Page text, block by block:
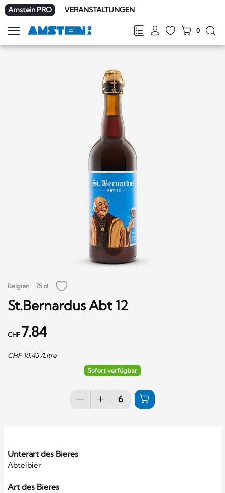
Amstein PRO VERANSTALTUNGEN
FRDEENIT
0
Navigation
zeigen
Belgien 75 cl
St.Bernardus Abt 12
CHF 7.84
CHF 10.45/Litre
Sofort verfügbar
Unterart des Bieres
Abteibier
Art des Bieres